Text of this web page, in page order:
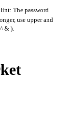
The password
use upper and
& ).